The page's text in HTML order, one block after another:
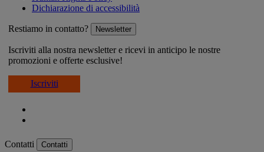
Dichiarazione di accessibilità
Restiamo in contatto? Newsletter
Iscriviti alla nostra newsletter e ricevi in anticipo le nostre
promozioni e offerte esclusive!
Iscriviti
Contatti Contatti